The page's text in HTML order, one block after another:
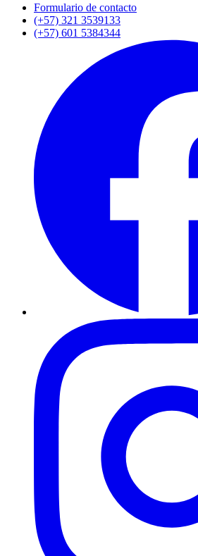
Formulario de contacto
(+57) 321 3539133
(+57) 601 5384344